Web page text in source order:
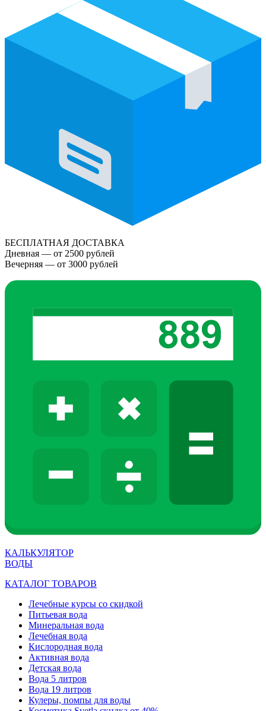
БЕСПЛАТНАЯ ДОСТАВКА
Дневная — от 2500 рублей
Вечерняя — от 3000 рублей
КАЛЬКУЛЯТОР
ВОДЫ
КАТАЛОГ ТОВАРОВ
Лечебные курсы со скидкой
Питьевая вода
Минеральная вода
Лечебная вода
Кислородная вода
Активная вода
Детская вода
Вода 5 литров
Вода 19 литров
Кулеры, помпы для воды